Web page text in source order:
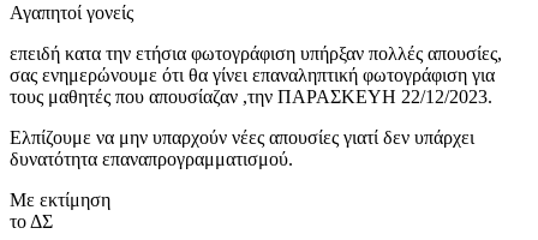
Αγαπητοί γονείς
επειδή κατα την ετήσια φωτογράφιση υπήρξαν πολλές απουσίες,
σας ενημερώνουμε ότι θα γίνει επαναληπτική φωτογράφιση για
τους μαθητές που απουσίαζαν ,την ΠΑΡΑΣΚΕΥΗ 22/12/2023.
Ελπίζουμε να μην υπαρχούν νέες απουσίες γιατί δεν υπάρχει
δυνατότητα επαναπρογραμματισμού.
Με εκτίμηση
το ΔΣ